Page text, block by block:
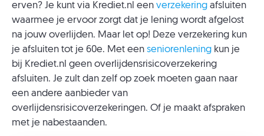
erven? Je kunt via Krediet.nl een verzekering afsluiten
waarmee je ervoor zorgt dat je lening wordt afgelost
na jouw overlijden. Maar let op! Deze verzekering kun
je afsluiten tot je 60e. Met een seniorenlening kun je
bij Krediet.nl geen overlijdensrisicoverzekering
afsluiten. Je zult dan zelf op zoek moeten gaan naar
een andere aanbieder van
overlijdensrisicoverzekeringen. Of je maakt afspraken
met je nabestaanden.